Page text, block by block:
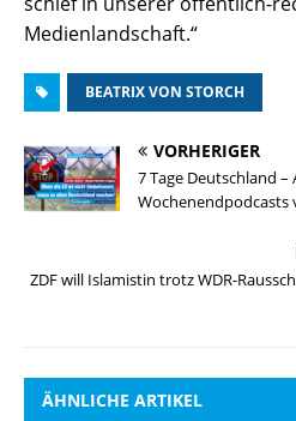
Medienlandschaft.“
BEATRIX VON STORCH
VORHERIGER
7 Tage Deutschland –
Wochenendpodcasts
ZDF will Islamistin trotz WDR-
ÄHNLICHE ARTIKEL